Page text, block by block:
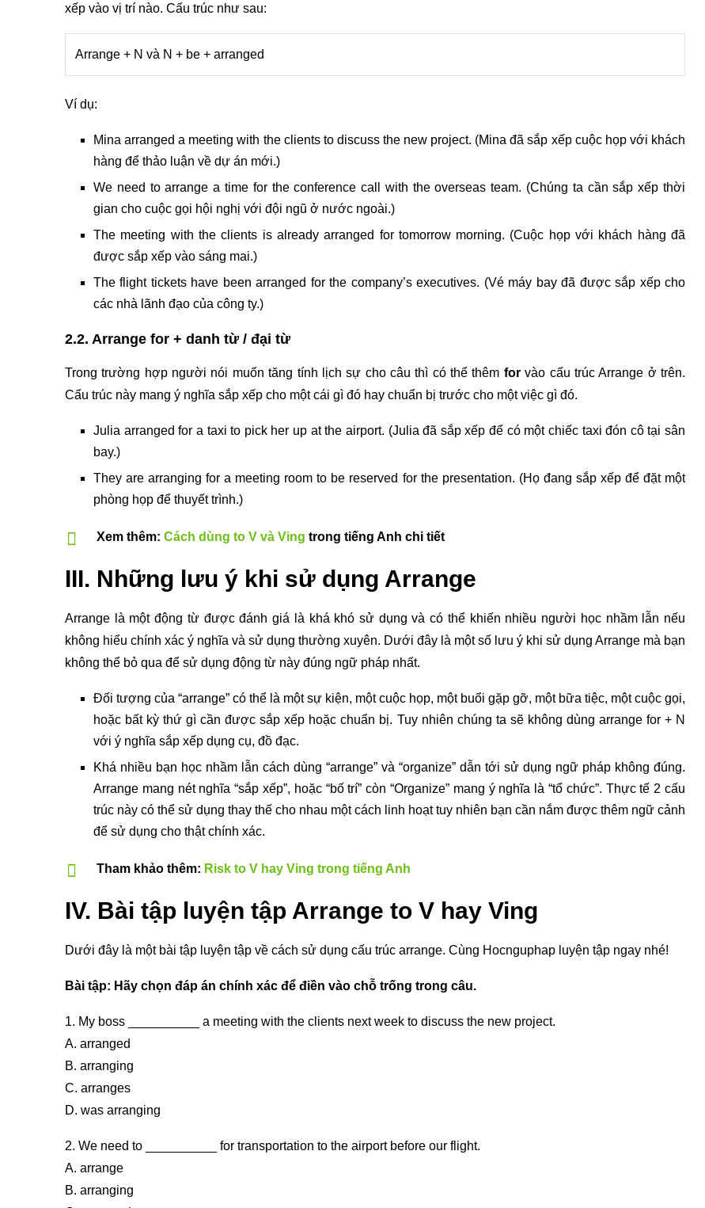
xếp vào vị trí nào. Cấu trúc như sau:
Arrange + N và N + be + arranged
Ví dụ:
Mina arranged a meeting with the clients to discuss the new project. (Mina đã sắp xếp cuộc họp với khách
hàng để thảo luận về dự án mới.)
We need to arrange a time for the conference call with the overseas team. (Chúng ta cần sắp xếp thời
gian cho cuộc gọi hội nghị với đội ngũ ở nước ngoài.)
The meeting with the clients is already arranged for tomorrow morning. (Cuộc họp với khách hàng đã
được sắp xếp vào sáng mai.)
The flight tickets have been arranged for the company’s executives. (Vé máy bay đã được sắp xếp cho
các nhà lãnh đạo của công ty.)
2.2. Arrange for + danh từ / đại từ
Trong trường hợp người nói muốn tăng tính lịch sự cho câu thì có thể thêm forvào cấu trúc Arrange ở trên.
Cấu trúc này mang ý nghĩa sắp xếp cho một cái gì đó hay chuẩn bị trước cho một việc gì đó.
Julia arranged for a taxi to pick her up at the airport. (Julia đã sắp xếp để có một chiếc taxi đón cô tại sân
bay.)
They are arranging for a meeting room to be reserved for the presentation. (Họ đang sắp xếp để đặt một
phòng họp để thuyết trình.)
Xem thêm: Cách dùng to V và Ving trong tiếng Anh chi tiết
III. Những lưu ý khi sử dụng Arrange
Arrange là một động từ được đánh giá là khá khó sử dụng và có thể khiến nhiều người học nhầm lẫn nếu
không hiểu chính xác ý nghĩa và sử dụng thường xuyên. Dưới đây là một số lưu ý khi sử dụng Arrange mà bạn
không thể bỏ qua để sử dụng động từ này đúng ngữ pháp nhất.
Đối tượng của “arrange” có thể là một sự kiện, một cuộc họp, một buổi gặp gỡ, một bữa tiệc, một cuộc gọi,
hoặc bất kỳ thứ gì cần được sắp xếp hoặc chuẩn bị. Tuy nhiên chúng ta sẽ không dùng arrange for + N
với ý nghĩa sắp xếp dụng cụ, đồ đạc.
Khá nhiều bạn học nhầm lẫn cách dùng “arrange” và “organize” dẫn tới sử dụng ngữ pháp không đúng.
Arrange mang nét nghĩa “sắp xếp”, hoặc “bố trí” còn “Organize” mang ý nghĩa là “tổ chức”. Thực tế 2 cấu
trúc này có thể sử dụng thay thế cho nhau một cách linh hoạt tuy nhiên bạn cần nắm được thêm ngữ cảnh
để sử dụng cho thật chính xác.
Tham khảo thêm: Risk to V hay Ving trong tiếng Anh
IV. Bài tập luyện tập Arrange to V hay Ving
Dưới đây là một bài tập luyện tập về cách sử dụng cấu trúc arrange. Cùng Hocnguphap luyện tập ngay nhé!
Bài tập: Hãy chọn đáp án chính xác để điền vào chỗ trống trong câu.
1. My boss __________ a meeting with the clients next week to discuss the new project.
A. arranged
B. arranging
C. arranges
D. was arranging
2. We need to __________ for transportation to the airport before our flight.
A. arrange
B. arranging